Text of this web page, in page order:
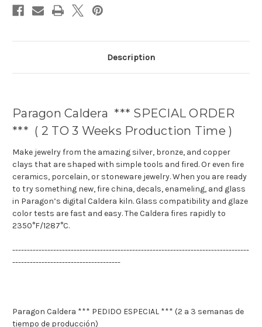
Description
Paragon Caldera *** SPECIAL ORDER
*** ( 2 TO 3 Weeks Production Time )
Make jewelry from the amazing silver, bronze, and copper
clays that are shaped with simple tools and fired. Or even fire
ceramics, porcelain, or stoneware jewelry. When you are ready
to try something new, fire china, decals, enameling, and glass
in Paragon’s digital Caldera kiln. Glass compatibility and glaze
color tests are fast and easy. The Caldera fires rapidly to
2350°F/1287°C.
---------------------------------------------------------------------------------
-------------------------------------
Paragon Caldera *** PEDIDO ESPECIAL *** (2 a 3 semanas de
tiempo de producción)